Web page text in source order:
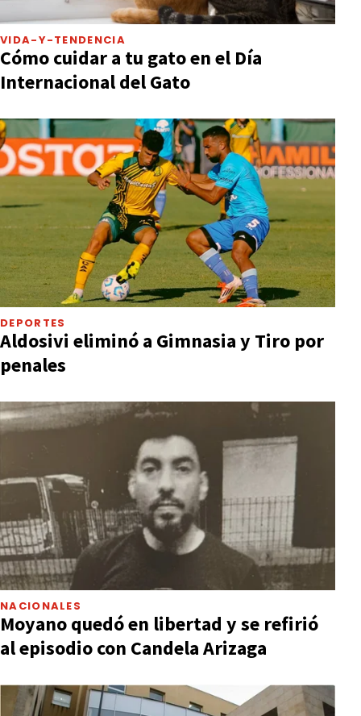
VIDA-Y-TENDENCIA
Cómo cuidar a tu gato en el Día
Internacional del Gato
DEPORTES
Aldosivi eliminó a Gimnasia y Tiro por
penales
NACIONALES
Moyano quedó en libertad y se refirió
al episodio con Candela Arizaga